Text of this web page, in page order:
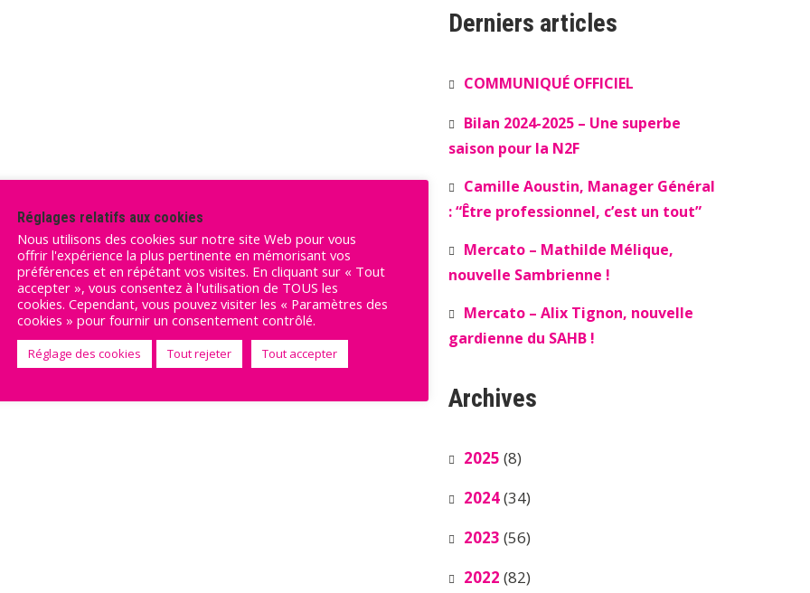
Derniers articles
COMMUNIQUÉ OFFICIEL
Bilan 2024-2025 – Une superbe
saison pour la N2F
Camille Aoustin, Manager Général
: “Être professionnel, c’est un tout”
Mercato – Mathilde Mélique,
nouvelle Sambrienne !
Mercato – Alix Tignon, nouvelle
gardienne du SAHB !
Archives
2025 (8)
2024(34)
2023 (56)
2022 (82)
Réglages relatifs aux cookies
Nous utilisons des cookies sur notre site Web pour vous
offrir l'expérience la plus pertinente en mémorisant vos
préférences et en répétant vos visites. En cliquant sur « Tout
accepter », vous consentez à l'utilisation de TOUS les
cookies. Cependant, vous pouvez visiter les « Paramètres des
cookies » pour fournir un consentement contrôlé.
Réglage des cookies Tout rejeter Tout accepter